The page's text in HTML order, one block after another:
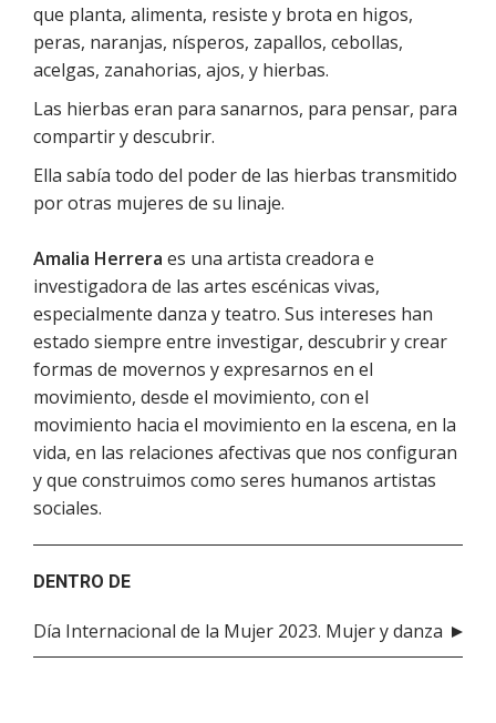
que planta, alimenta, resiste y brota en higos,
peras, naranjas, nísperos, zapallos, cebollas,
acelgas, zanahorias, ajos, y hierbas.
Las hierbas eran para sanarnos, para pensar, para
compartir y descubrir.
Ella sabía todo del poder de las hierbas transmitido
por otras mujeres de su linaje.
Amalia Herrera es una artista creadora e
investigadora de las artes escénicas vivas,
especialmente danza y teatro. Sus intereses han
estado siempre entre investigar, descubrir y crear
formas de movernos y expresarnos en el
movimiento, desde el movimiento, con el
movimiento hacia el movimiento en la escena, en la
vida, en las relaciones afectivas que nos configuran
y que construimos como seres humanos artistas
sociales.
DENTRO DE
Día Internacional de la Mujer 2023. Mujer y danza